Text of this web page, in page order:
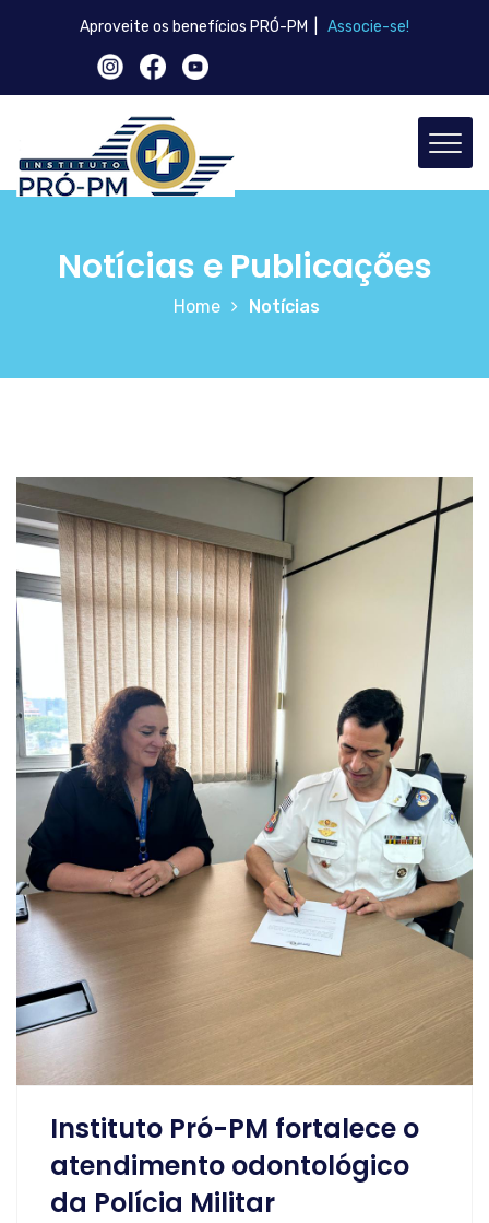
Aproveite os benefícios PRÓ-PM | Associe-se!
Notícias e Publicações
Home Notícias
Instituto Pró-PM fortalece o
atendimento odontológico
da Polícia Militar